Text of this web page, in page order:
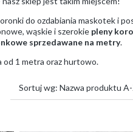
do ozdabiania maskotek i
wąskie i szerokiepleny
sprzedawane na metry.
1 metra oraz hurtowo.
Sortuj wg: Nazwa produktu